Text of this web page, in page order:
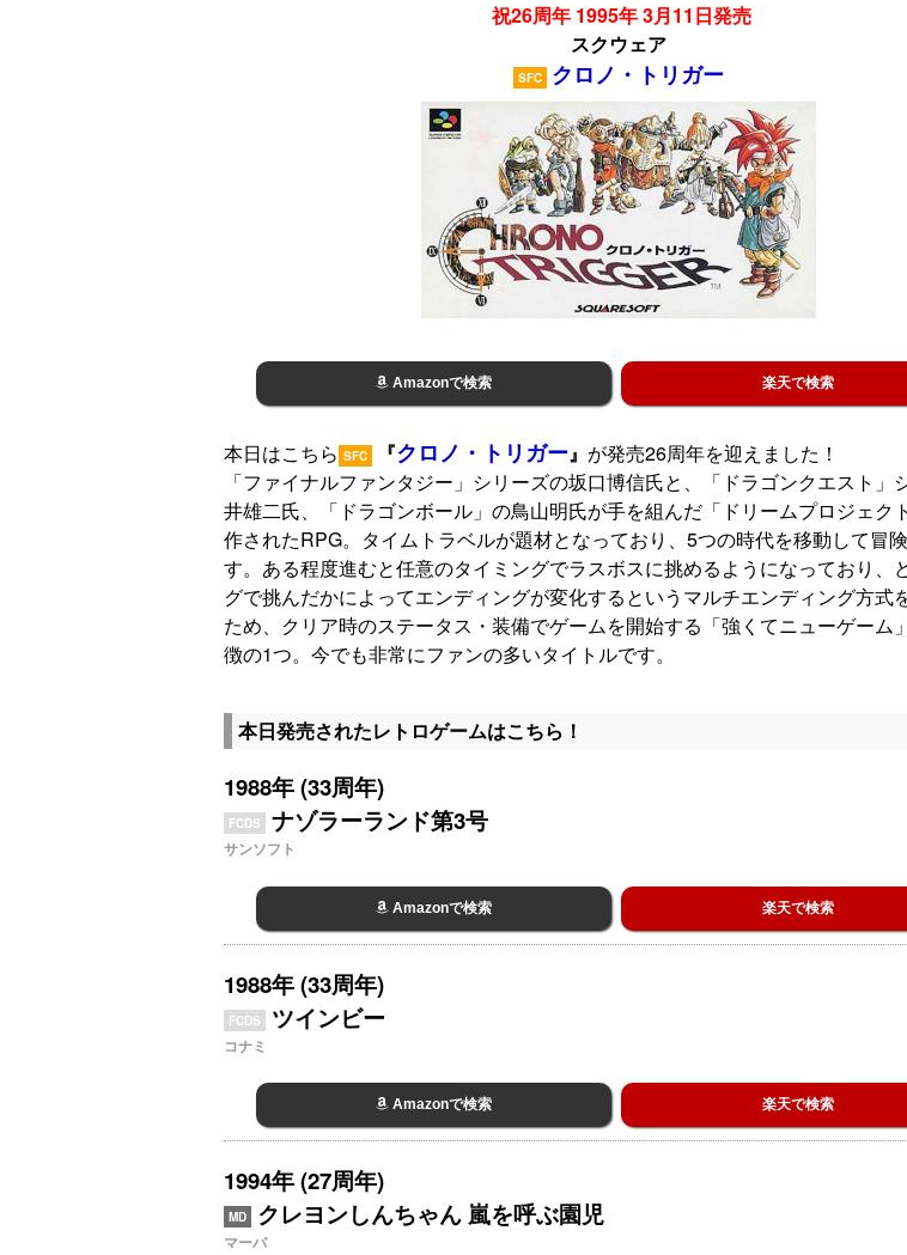
祝26周年 1995年 3月11日発売
スクウェア
SFC クロノ・トリガー
Amazonで検索 楽天で検索
本日はこちら SFC 『クロノ・トリガー』 が発売26周年を迎えました！
「ファイナルファンタジー」シリーズの坂口博信氏と、「ドラゴンクエスト」
井雄二氏、「ドラゴンボール」の鳥山明氏が手を組んだ「ドリームプロジェク
作されたRPG。タイムトラベルが題材となっており、5つの時代を移動して冒
す。ある程度進むと任意のタイミングでラスボスに挑めるようになっており、
グで挑んだかによってエンディングが変化するというマルチエンディング方式
ため、クリア時のステータス・装備でゲームを開始する「強くてニューゲーム
徴の1つ。今でも非常にファンの多いタイトルです。
本日発売されたレトロゲームはこちら！
1988年 (33周年)
FCDS ナゾラーランド第3号
サンソフト
Amazonで検索 楽天で検索
1988年 (33周年)
FCDS ツインビー
コナミ
Amazonで検索 楽天で検索
1994年 (27周年)
MD クレヨンしんちゃん 嵐を呼ぶ園児
マーバ